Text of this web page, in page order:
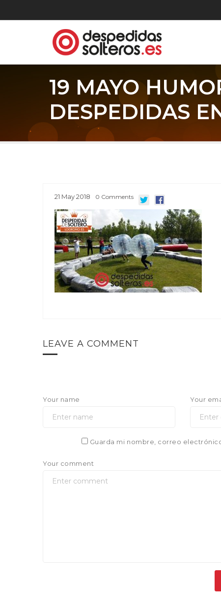
19 MAYO
DESPEDIDAS
21 May2018 0 Comments
LEAVE A COMMENT
Your name Your
Guarda mi nombre, correo
Your comment